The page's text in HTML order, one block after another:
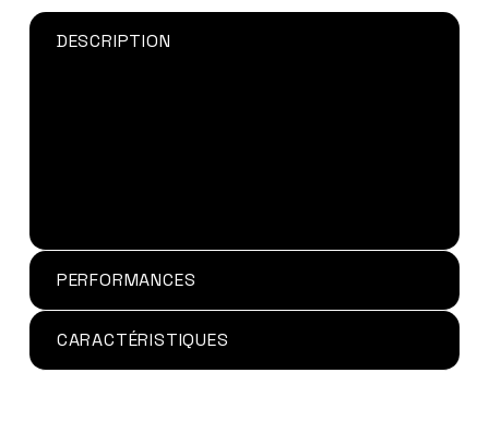
DESCRIPTION
PERFORMANCES
CARACTÉRISTIQUES